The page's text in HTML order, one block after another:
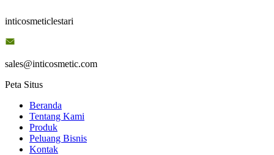
inticosmeticlestari
sales@inticosmetic.com
Peta Situs
Beranda
Tentang Kami
Produk
Peluang Bisnis
Kontak